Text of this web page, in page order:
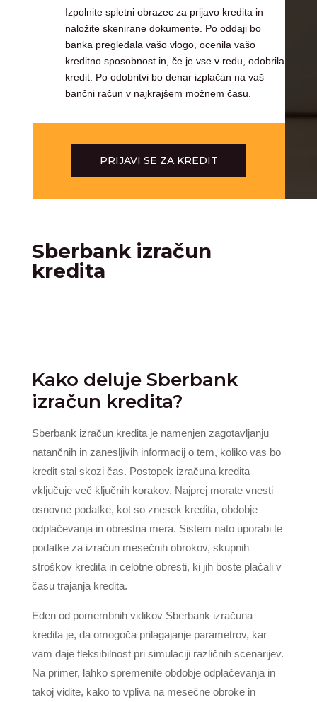
Izpolnite spletni obrazec za prijavo kredita in
naložite skenirane dokumente. Po oddaji bo
banka pregledala vašo vlogo, ocenila vašo
kreditno sposobnost in, če je vse v redu, odobrila
kredit. Po odobritvi bo denar izplačan na vaš
bančni račun v najkrajšem možnem času.
PRIJAVI SE ZA KREDIT
Sberbank izračun
kredita
Kako deluje Sberbank
izračun kredita?
Sberbank izračun kreditaje namenjen zagotavljanju
natančnih in zanesljivih informacij o tem, koliko vas bo
kredit stal skozi čas. Postopek izračuna kredita
vključuje več ključnih korakov. Najprej morate vnesti
osnovne podatke, kot so znesek kredita, obdobje
odplačevanja in obrestna mera. Sistem nato uporabi te
podatke za izračun mesečnih obrokov, skupnih
stroškov kredita in celotne obresti, ki jih boste plačali v
času trajanja kredita.
Eden od pomembnih vidikov Sberbank izračuna
kredita je, da omogoča prilagajanje parametrov, kar
vam daje fleksibilnost pri simulaciji različnih scenarijev.
Na primer, lahko spremenite obdobje odplačevanja in
takoj vidite, kako to vpliva na mesečne obroke in